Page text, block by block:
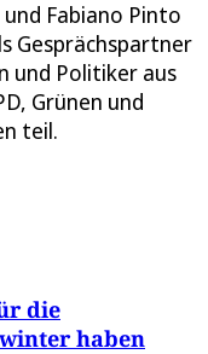
Fabiano Pinto
Gesprächspartner
und Politiker aus
Grünen und
teil.
die
haben